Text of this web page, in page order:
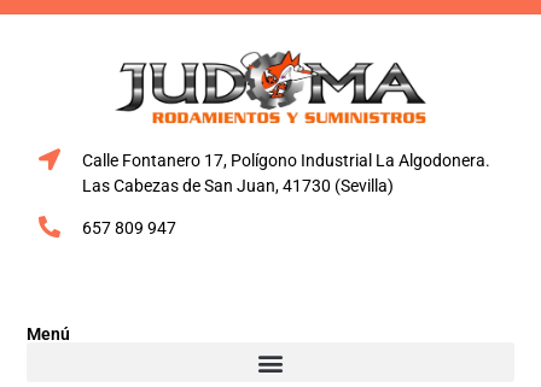
Calle Fontanero 17, Polígono Industrial La Algodonera.
Las Cabezas de San Juan, 41730 (Sevilla)
657 809 947
Menú